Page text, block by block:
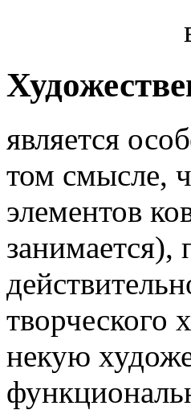
является
том смысле,
элементов
занимается),
творческого
некую